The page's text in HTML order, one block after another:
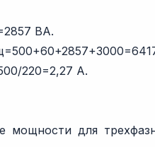
ВА.
220=2,27 А.
мощности для